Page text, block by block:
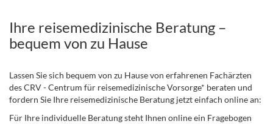
Ihre reisemedizinische Beratung –
bequem von zu Hause
Lassen Sie sich bequem von zu Hause von erfahrenen Fachärzten
des CRV - Centrum für reisemedizinische Vorsorge* beraten und
fordern Sie Ihre reisemedizinische Beratung jetzt einfach online an:
Für Ihre individuelle Beratung steht Ihnen online ein Fragebogen